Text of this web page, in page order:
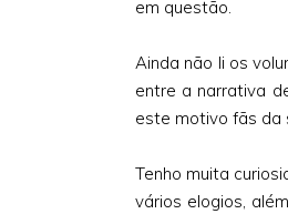
em questão.
Ainda não li os
entre a narrativa
este motivo fãs da
Tenho muita
vários elogios,